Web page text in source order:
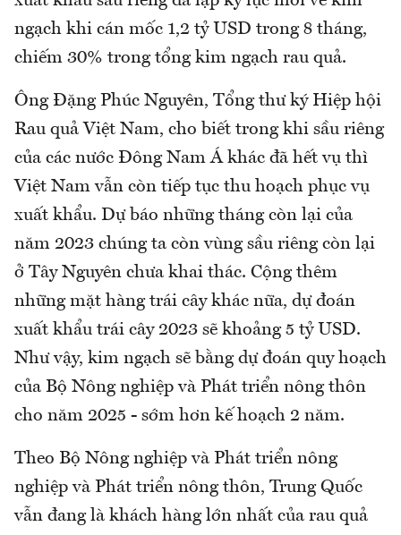
ngạch khi cán mốc 1,2 tỷ USD trong 8 tháng,
chiếm 30% trong tổng kim ngạch rau quả.
Ông Đặng Phúc Nguyên, Tổng thư ký Hiệp hội
Rau quả Việt Nam, cho biết trong khi sầu riêng
của các nước Đông Nam Á khác đã hết vụ thì
Việt Nam vẫn còn tiếp tục thu hoạch phục vụ
xuất khẩu. Dự báo những tháng còn lại của
năm 2023 chúng ta còn vùng sầu riêng còn lại
ở Tây Nguyên chưa khai thác. Cộng thêm
những mặt hàng trái cây khác nữa, dự đoán
xuất khẩu trái cây 2023 sẽ khoảng 5 tỷ USD.
Như vậy, kim ngạch sẽ bằng dự đoán quy hoạch
của Bộ Nông nghiệp và Phát triển nông thôn
cho năm 2025 - sớm hơn kế hoạch 2 năm.
Theo Bộ Nông nghiệp và Phát triển nông
nghiệp và Phát triển nông thôn, Trung Quốc
vẫn đang là khách hàng lớn nhất của rau quả